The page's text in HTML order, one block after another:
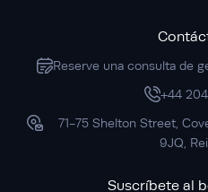
Reserve una consulta de
+44
71-75 Shelton Street,
9JQ,
Suscríbete al